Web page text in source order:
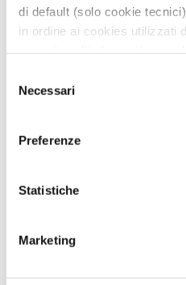
di default (solo cookie
in ordine ai cookies utilizzati
mediante il link “
delNecessari
Preferenze
Statistiche
Marketing